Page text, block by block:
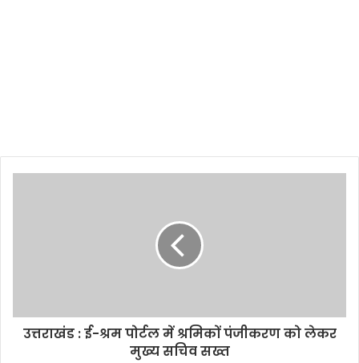
उत्तराखंड : ई-श्रम पोर्टल में श्रमिकों पंजीकरण को लेकर
मुख्य सचिव सख्त